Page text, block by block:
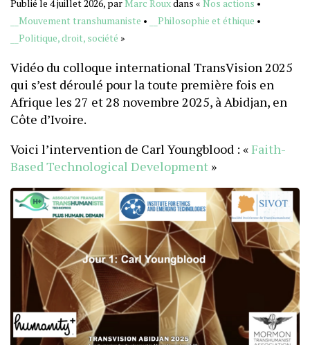
Publié le 4 juillet 2026, parMarc Rouxdans « Nos actions •
__Mouvement transhumaniste • __Philosophie et éthique •
__Politique, droit, société »
Vidéo du colloque international TransVision 2025
qui s’est déroulé pour la toute première fois en
Afrique les 27 et 28 novembre 2025, à Abidjan, en
Côte d’Ivoire.
Voici l’intervention de Carl Youngblood : « Faith-
Based Technological Development »